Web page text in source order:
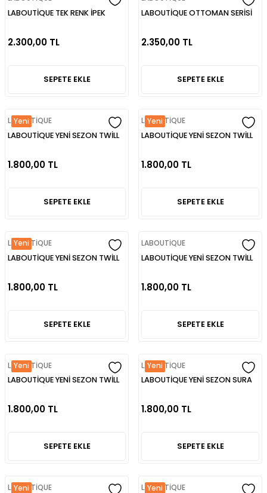
LABOUTİQUE TEK RENK İPEK
2.300,00 TL
SEPETE EKLE
LABOUTİQUE OTTOMAN SERİSİ
2.350,00 TL
SEPETE EKLE
Yeni
LABOUTİQUE
LABOUTİQUE YENİ SEZON TWİLL
1.800,00 TL
SEPETE EKLE
Yeni
LABOUTİQUE
LABOUTİQUE YENİ SEZON TWİLL
1.800,00 TL
SEPETE EKLE
Yeni
LABOUTİQUE
LABOUTİQUE YENİ SEZON TWİLL
1.800,00 TL
SEPETE EKLE
LABOUTİQUE
LABOUTİQUE YENİ SEZON TWİLL
1.800,00 TL
SEPETE EKLE
Yeni
LABOUTİQUE
LABOUTİQUE YENİ SEZON TWİLL
1.800,00 TL
SEPETE EKLE
Yeni
LABOUTİQUE
LABOUTİQUE YENİ SEZON SURA
1.800,00 TL
SEPETE EKLE
Yeni
LABOUTİQUE Yeni
LABOUTİQUE